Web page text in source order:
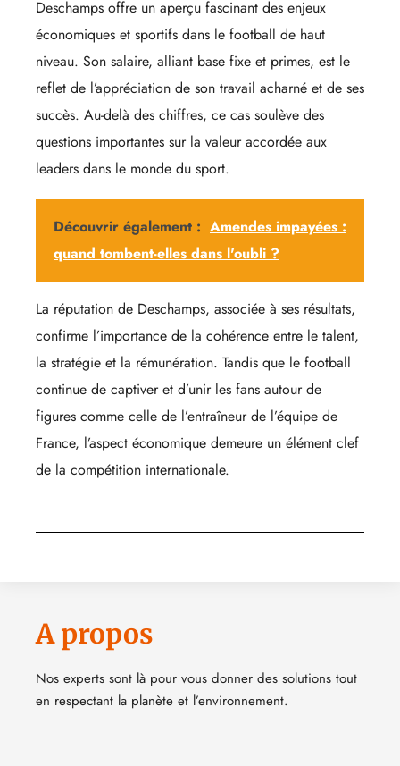
Deschamps offre un aperçu fascinant des enjeux
économiques et sportifs dans le football de haut
niveau. Son salaire, alliant base fixe et primes, est le
reflet de l’appréciation de son travail acharné et de ses
succès. Au-delà des chiffres, ce cas soulève des
questions importantes sur la valeur accordée aux
leaders dans le monde du sport.
Découvrir également : Amendes impayées :
quand tombent-elles dans l'oubli ?
La réputation de Deschamps, associée à ses résultats,
confirme l’importance de la cohérence entre le talent,
la stratégie et la rémunération. Tandis que le football
continue de captiver et d’unir les fans autour de
figures comme celle de l’entraîneur de l’équipe de
France, l’aspect économique demeure un élément clef
de la compétition internationale.
A propos
Nos experts sont là pour vous donner des solutions tout
en respectant la planète et l’environnement.